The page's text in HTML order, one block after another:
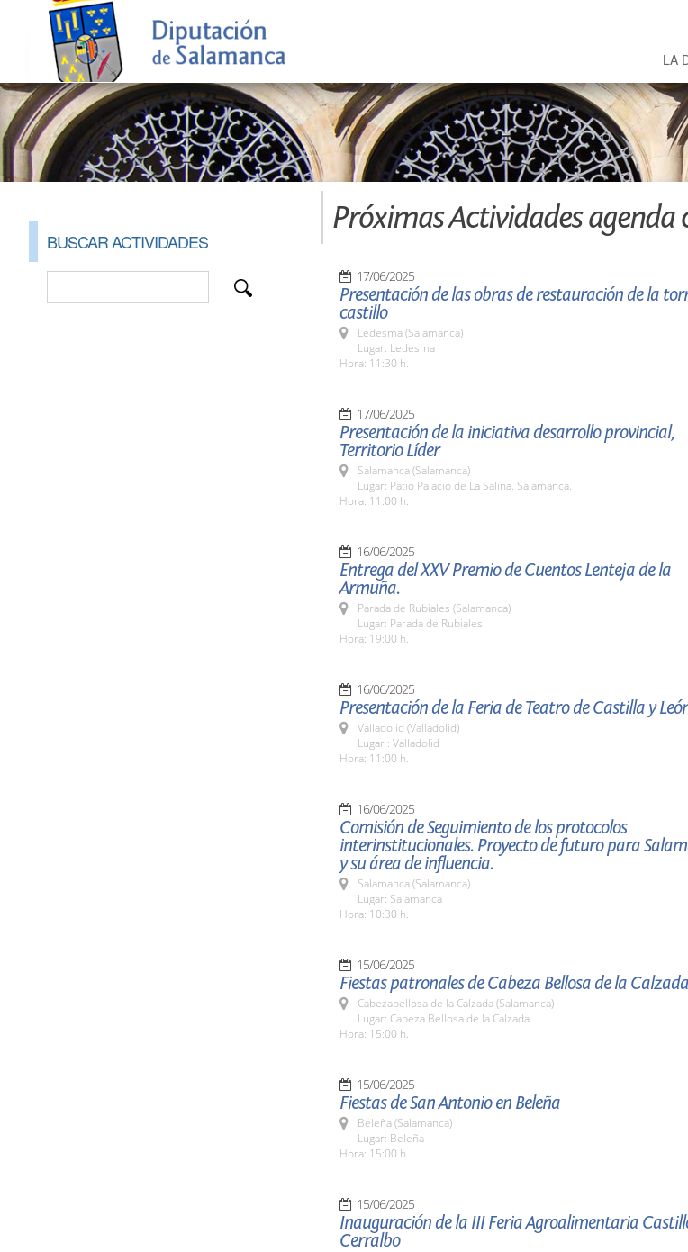
LA
BUSCAR ACTIVIDADES
Próximas Actividades
17/06/2025
Presentación de las obras de restauración de la
castillo
Ledesma (Salamanca)
Lugar: Ledesma
Hora: 11:30 h.
17/06/2025
Presentación de la iniciativa desarrollo provincial,
Territorio Líder
Salamanca (Salamanca)
Lugar: Patio Palacio de La Salina. Salamanca.
Hora: 11:00 h.
16/06/2025
Entrega del XXV Premio de Cuentos Lenteja de la
Armuña.
Parada de Rubiales (Salamanca)
Lugar: Parada de Rubiales
Hora: 19:00 h.
16/06/2025
Presentación de la Feria de Teatro de Castilla y
Valladolid (Valladolid)
Lugar : Valladolid
Hora: 11:00 h.
16/06/2025
Comisión de Seguimiento de los protocolos
interinstitucionales. Proyecto de futuro para
y su área de influencia.
Salamanca (Salamanca)
Lugar: Salamanca
Hora: 10:30 h.
15/06/2025
Fiestas patronales de Cabeza Bellosa de la Calzada
Cabezabellosa de la Calzada (Salamanca)
Lugar: Cabeza Bellosa de la Calzada
Hora: 15:00 h.
15/06/2025
Fiestas de San Antonio en Beleña
Beleña (Salamanca)
Lugar: Beleña
Hora: 15:00 h.
15/06/2025
Inauguración de la III Feria Agroalimentaria
Cerralbo